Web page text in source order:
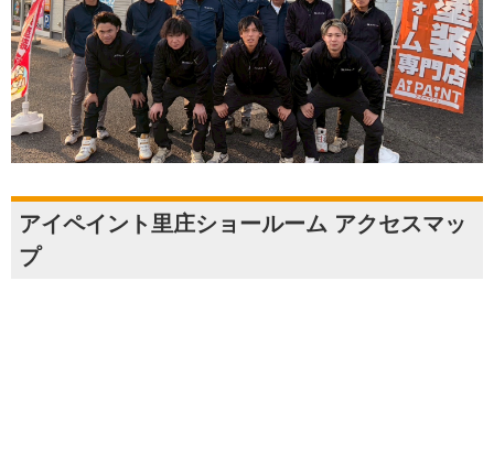
アイペイント里庄ショールーム アクセスマッ
プ